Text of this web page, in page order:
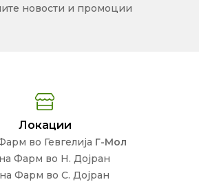
новости и промоции
Локации
во Гевгелија Г-Мол
Фарм во Н. Дојран
Фарм во С. Дојран